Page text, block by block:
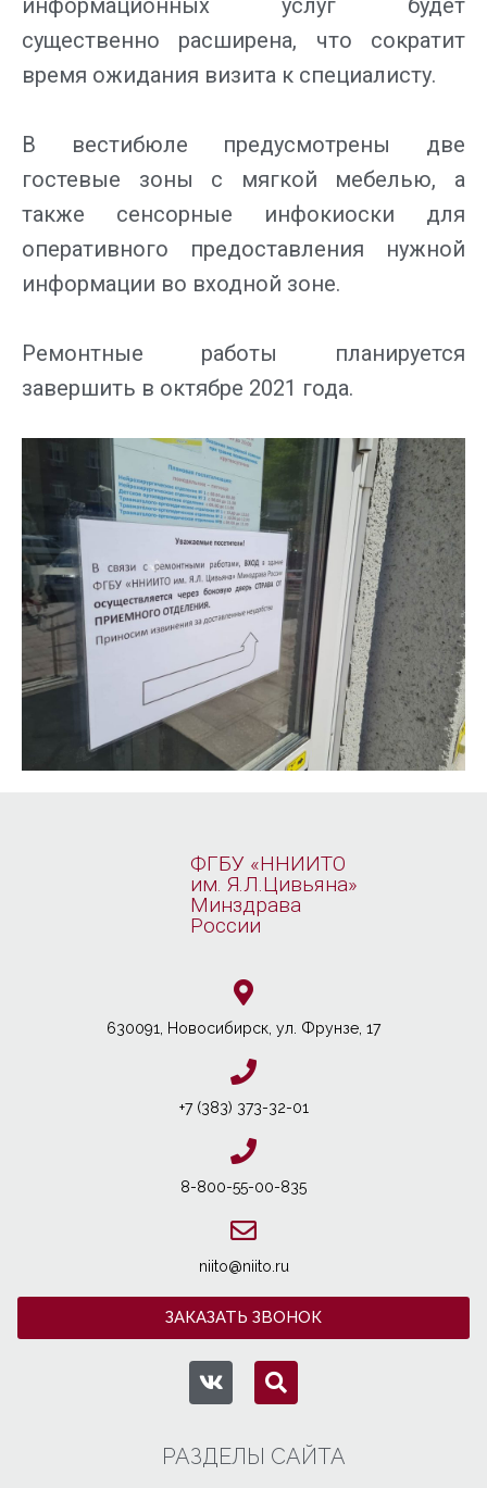
информационных услуг будет
существенно расширена, что сократит
время ожидания визита к специалисту.
В вестибюле предусмотрены две
гостевые зоны с мягкой мебелью, а
также сенсорные инфокиоски для
оперативного предоставления нужной
информации во входной зоне.
Ремонтные работы планируется
завершить в октябре 2021 года.
ФГБУ «ННИИТО
им. Я.Л.Цивьяна»
Минздрава
России
630091, Новосибирcк, ул. Фрунзе, 17
+7 (383) 373-32-01
8-800-55-00-835
niito@niito.ru
ЗАКАЗАТЬ ЗВОНОК
РАЗДЕЛЫ САЙТА